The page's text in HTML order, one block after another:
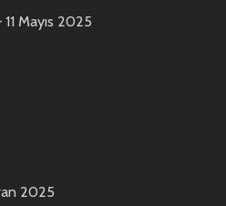
11 Mayıs 2025
2025